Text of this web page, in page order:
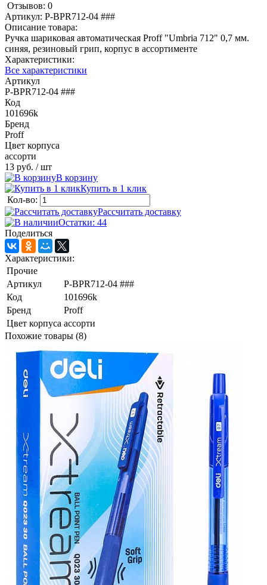
Отзывов: 0
Артикул: P-BPR712-04 ###
Описание товара:
Ручка шариковая автоматическая Proff "Umbria 712" 0,7 мм.
синяя, резиновый грип, корпус в ассортименте
Характеристики:
Все характеристики
Артикул
P-BPR712-04 ###
Код
101696k
Бренд
Proff
Цвет корпуса
ассорти
13 руб. / шт
В корзину
Купить в 1 клик
Кол-во:
Рассчитать доставку
Остатки: 44
Поделиться
Характеристики:
Прочие
Артикул
P-BPR712-04 ###
Код
101696k
Бренд
Proff
Цвет корпуса ассорти
Похожие товары (8)